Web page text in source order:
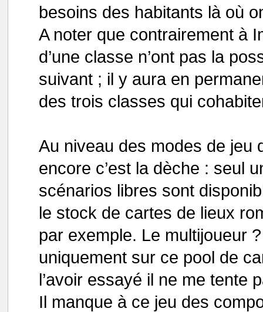
besoins des habitants là où
A noter que contrairement à
d’une classe n’ont pas la
suivant ; il y aura en
des trois classes qui
Au niveau des modes de jeu
encore c’est la dèche : seul
scénarios libres sont
le stock de cartes de lieux
par exemple. Le multijoueur
uniquement sur ce pool de
l’avoir essayé il ne me tente
Il manque à ce jeu des